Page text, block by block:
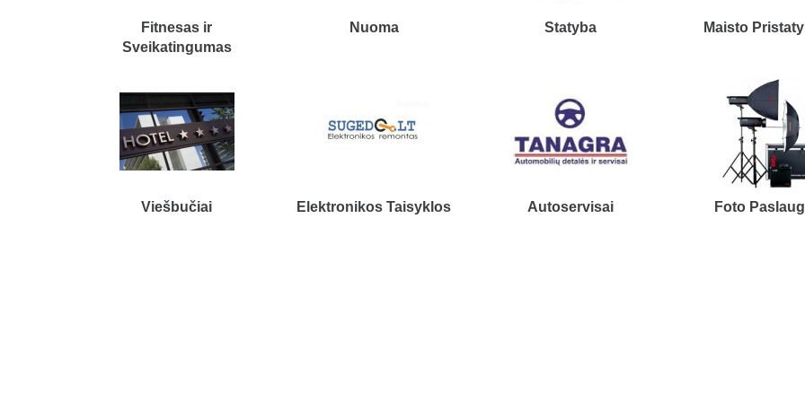
Fitnesas ir
Sveikatingumas
Nuoma Statyba Maisto
Viešbučiai Elektronikos Taisyklos Autoservisai Foto